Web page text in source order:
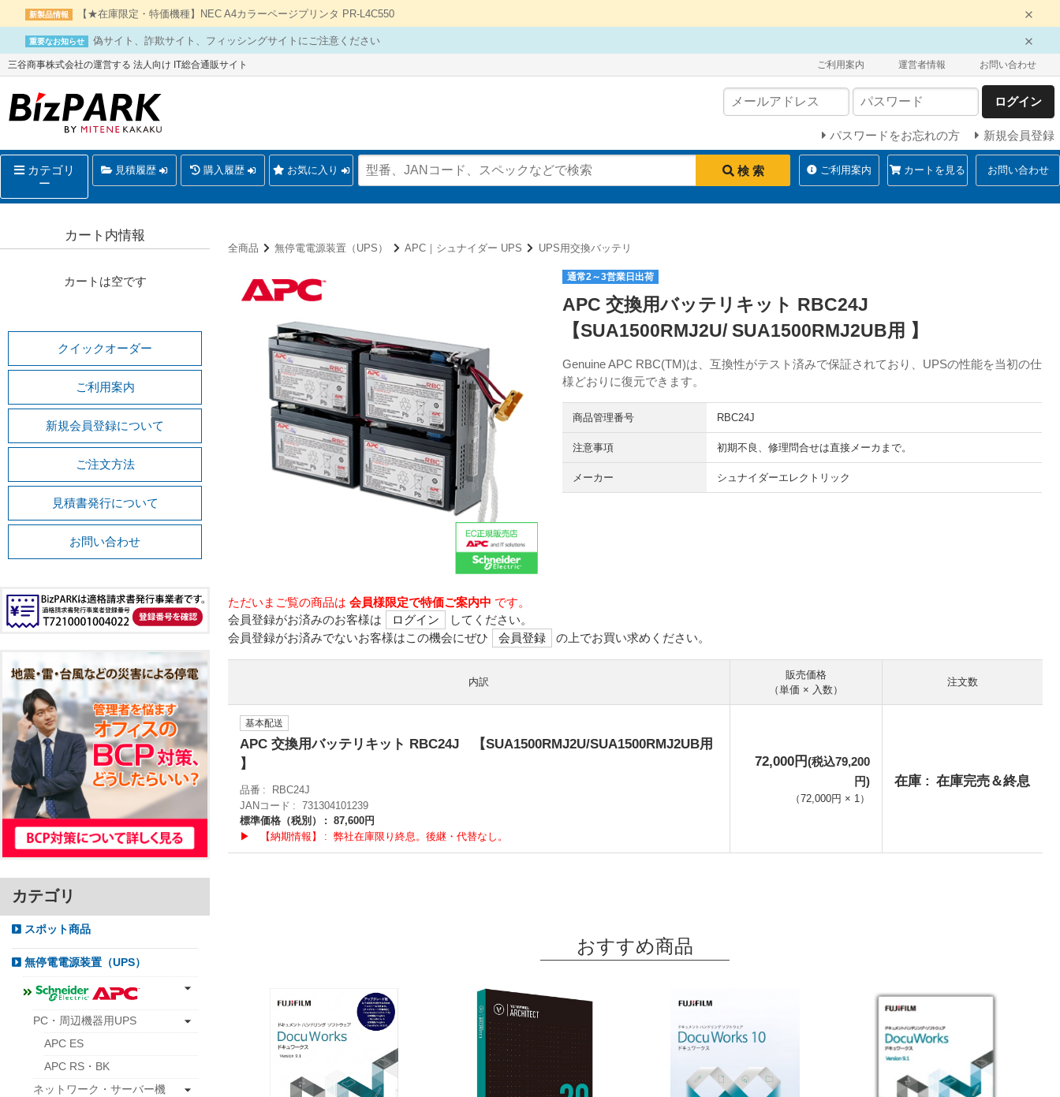
新製品情報 【★在庫限定・特価機種】NEC A4カラーページプリンタ PR-L4C550
重要なお知らせ 偽サイト、詐欺サイト、フィッシングサイトにご注意ください
三谷商事株式会社の運営する 法人向け IT総合通販サイト ご利用案内 運営者情報 お問い合わせ
ログイン
パスワードをお忘れの方 新規会員登録
カテゴリ
ー
見積履歴 購入履歴 お気に入り 検 索 ご利用案内 カートを見る お問い合わせ
全商品 無停電電源装置（UPS） APC｜シュナイダー UPS UPS用交換バッテリ
通常2～3営業日出荷
APC 交換用バッテリキット RBC24J
【SUA1500RMJ2U/ SUA1500RMJ2UB用 】
Genuine APC RBC(TM)は、互換性がテスト済みで保証されており、UPSの性能を当初の仕
様どおりに復元できます。
商品管理番号 RBC24J
注意事項 初期不良、修理問合せは直接メーカまで。
メーカー シュナイダーエレクトリック
ただいまご覧の商品は 会員様限定で特価ご案内中 です。
会員登録がお済みのお客様は
ログイン
してください。
会員登録がお済みでないお客様はこの機会にぜひ
会員登録 の上でお買い求めください。
内訳
販売価格
（単価 × 入数）
注文数
基本配送
APC 交換用バッテリキット RBC24J 【SUA1500RMJ2U/SUA1500RMJ2UB用
】
品番
RBC24J
JANコード
731304101239
標準価格（税別）
87,600円
▶ 【納期情報】
弊社在庫限り終息。後継・代替なし。
72,000円(税込79,200
円)
（72,000円 × 1 ）
在庫 在庫完売＆終息
おすすめ商品
カート内情報
カートは空です
クイックオーダー
ご利用案内
新規会員登録について
ご注文方法
見積書発行について
お問い合わせ
カテゴリ
スポット商品
無停電電源装置（UPS）
PC・周辺機器用UPS
APC ES
APC RS・BK
ネットワーク・サーバー機